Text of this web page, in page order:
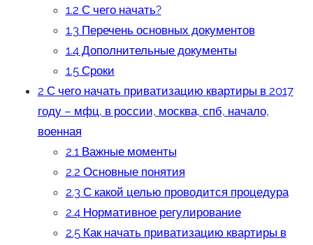
1.2 С чего начать?
1.3Перечень основных документов
1.4Дополнительные документы
1.5Сроки
2 С чего начать приватизацию квартиры в 2017
году – мфц, в россии, москва, спб, начало,
военная
2.1Важные моменты
2.2 Основные понятия
2.3С какой целью проводится процедура
2.4Нормативное регулирование
2.5Как начать приватизацию квартиры в